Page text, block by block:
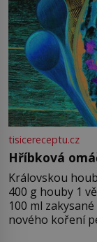
tisicereceptu.cz
Hříbková
Královskou
400 g houby 1
100 ml
nového koření